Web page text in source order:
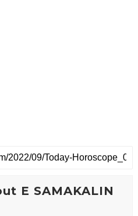
E SAMAKALIN